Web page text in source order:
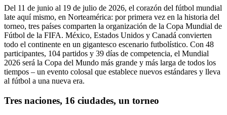
Del 11 de junio al 19 de julio de 2026, el corazón del fútbol mundial
late aquí mismo, en Norteamérica: por primera vez en la historia del
torneo, tres países comparten la organización de la Copa Mundial de
Fútbol de la FIFA. México, Estados Unidos y Canadá convierten
todo el continente en un gigantesco escenario futbolístico. Con 48
participantes, 104 partidos y 39 días de competencia, el Mundial
2026 será la Copa del Mundo más grande y más larga de todos los
tiempos – un evento colosal que establece nuevos estándares y lleva
al fútbol a una nueva era.
Tres naciones, 16 ciudades, un torneo